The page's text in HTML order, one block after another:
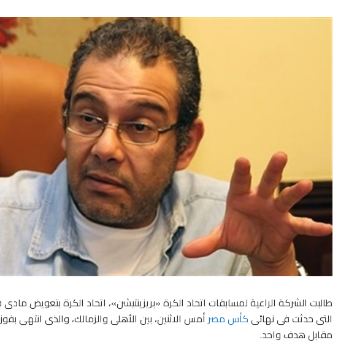
التى حدثت فى نهائىكأس مصرأمس الاثنين، بين الأهلى والزمالك، والذى انتهى
مقابل هدف واحد.